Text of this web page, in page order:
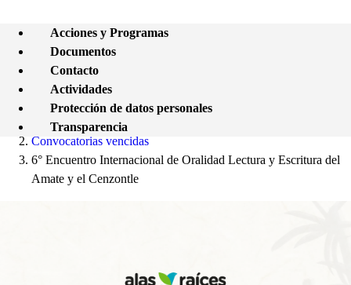
Acciones y Programas
Documentos
Contacto
Actividades
Protección de datos personales
Transparencia
Convocatorias vencidas
6° Encuentro Internacional de Oralidad Lectura y Escritura del
Amate y el Cenzontle